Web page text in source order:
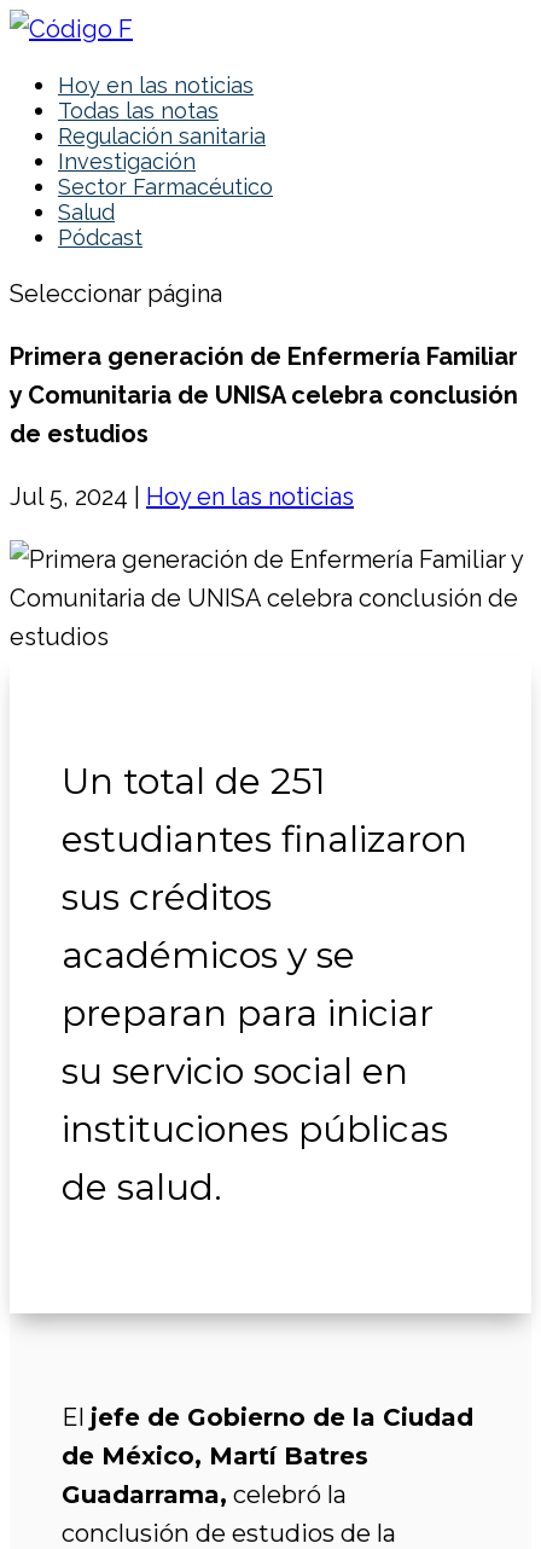
Hoy en las noticias
Todas las notas
Regulación sanitaria
Investigación
Sector Farmacéutico
Salud
Pódcast
Seleccionar página
Primera generación de Enfermería Familiar
y Comunitaria de UNISA celebra conclusión
de estudios
Jul 5, 2024 Hoy en las noticias
Un total de 251
estudiantes finalizaron
sus créditos
académicos y se
preparan para iniciar
su servicio social en
instituciones públicas
de salud.
El jefe de Gobierno de la Ciudad
de México, Martí Batres
Guadarrama, celebró la
conclusión de estudios de la